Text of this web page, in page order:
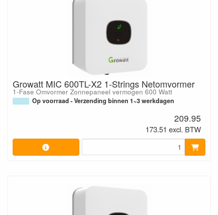
Growatt MIC 600TL-X2 1-Strings Netomvormer
1-Fase Omvormer Zonnepaneel vermogen 600 Watt
Op voorraad - Verzending binnen 1~3 werkdagen
209.95
173.51 excl. BTW